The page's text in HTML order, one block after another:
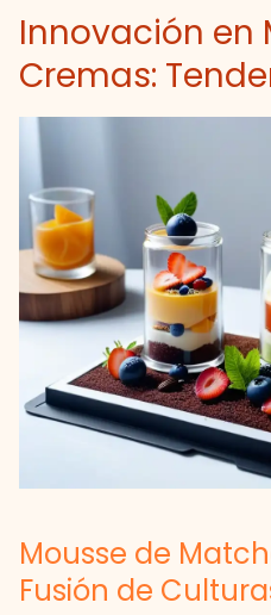
Innovación en
Cremas:
Mousse de
Fusión de